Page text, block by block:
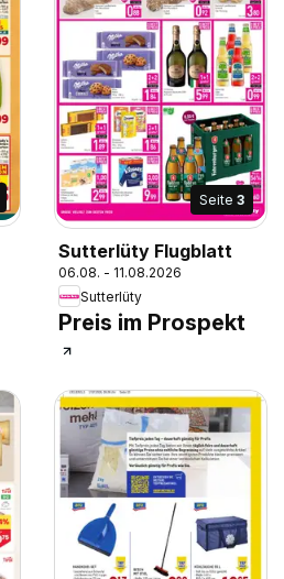
Seite 3
Sutterlüty Flugblatt
06.08. - 11.08.2026
Sutterlüty
Preis im Prospekt